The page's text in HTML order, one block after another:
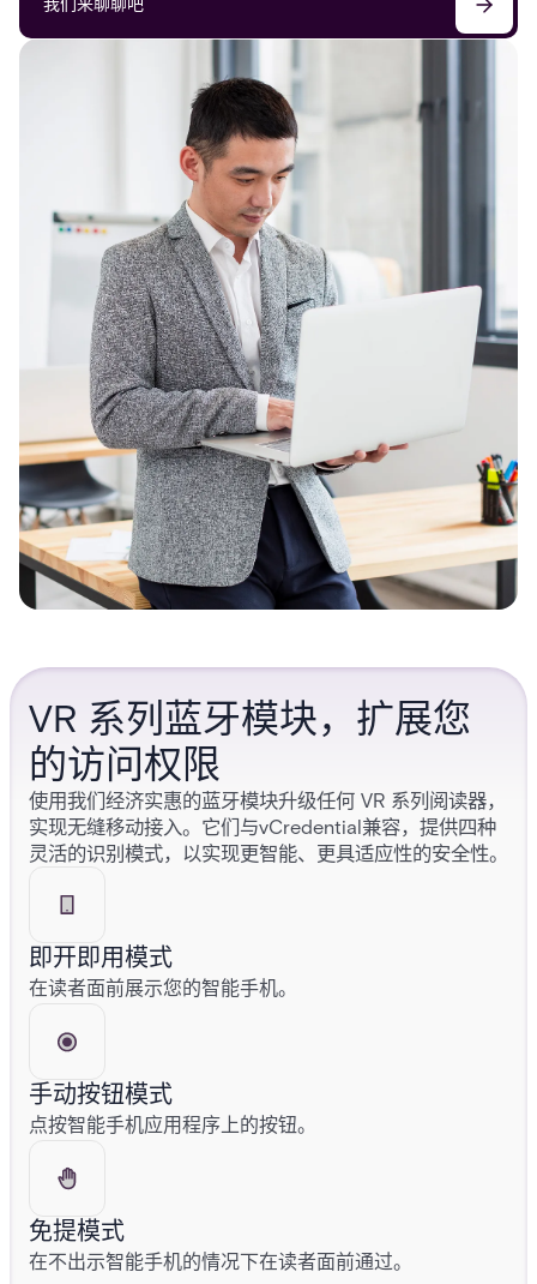
我们来聊聊吧
VR 系列蓝牙模块，扩展您
的访问权限
使用我们经济实惠的蓝牙模块升级任何 VR 系列阅读器，
实现无缝移动接入。它们与vCredential兼容，提供四种
灵活的识别模式，以实现更智能、更具适应性的安全性。
即开即用模式
在读者面前展示您的智能手机。
手动按钮模式
点按智能手机应用程序上的按钮。
免提模式
在不出示智能手机的情况下在读者面前通过。